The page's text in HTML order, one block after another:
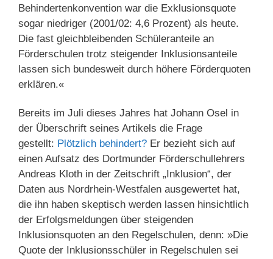
Behindertenkonvention war die Exklusionsquote
sogar niedriger (2001/02: 4,6 Prozent) als heute.
Die fast gleichbleibenden Schüleranteile an
Förderschulen trotz steigender Inklusionsanteile
lassen sich bundesweit durch höhere Förderquoten
erklären.«
Bereits im Juli dieses Jahres hat Johann Osel in
der Überschrift seines Artikels die Frage
gestellt: Plötzlich behindert? Er bezieht sich auf
einen Aufsatz des Dortmunder Förderschullehrers
Andreas Kloth in der Zeitschrift „Inklusion“, der
Daten aus Nordrhein-Westfalen ausgewertet hat,
die ihn haben skeptisch werden lassen hinsichtlich
der Erfolgsmeldungen über steigenden
Inklusionsquoten an den Regelschulen, denn: »Die
Quote der Inklusionsschüler in Regelschulen sei